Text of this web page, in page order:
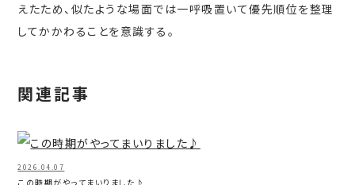
えたため、似たような場面では一呼吸置いて優先順位を整理
してかかわることを意識する。
関連記事
2026.04.07
この時期がやってまいりました♪